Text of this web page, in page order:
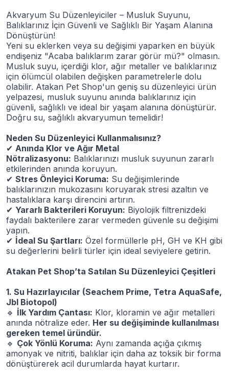
Akvaryum Su Düzenleyiciler – Musluk Suyunu,
Balıklarınız İçin Güvenli ve Sağlıklı Bir Yaşam Alanına
Dönüştürün!
Yeni su eklerken veya su değişimi yaparken en büyük
endişeniz "Acaba balıklarım zarar görür mü?" olmasın.
Musluk suyu, içerdiği klor, ağır metaller ve balıklarınız
için ölümcül olabilen değişken parametrelerle dolu
olabilir. Atakan Pet Shop'un geniş su düzenleyici ürün
yelpazesi, musluk suyunu anında balıklarınız için
güvenli, sağlıklı ve ideal bir yaşam alanına dönüştürür.
Doğru su, sağlıklı akvaryumun temelidir!
Neden Su Düzenleyici Kullanmalısınız?
✔ Anında Klor ve Ağır Metal
Nötralizasyonu: Balıklarınızı musluk suyunun zararlı
etkilerinden anında koruyun.
✔ Stres Önleyici Koruma: Su değişimlerinde
balıklarınızın mukozasını koruyarak stresi azaltın ve
hastalıklara karşı direncini artırın.
✔ Yararlı Bakterileri Koruyun: Biyolojik filtrenizdeki
faydalı bakterilere zarar vermeden güvenle su değişimi
yapın.
✔ İdeal Su Şartları: Özel formüllerle pH, GH ve KH gibi
su değerlerini belirli türler için ideal seviyelere getirin.
Atakan Pet Shop’ta Satılan Su Düzenleyici Çeşitleri
1. Su Hazırlayıcılar (Seachem Prime, Tetra AquaSafe,
Jbl Biotopol)
🔹 İlk Yardım Çantası: Klor, kloramin ve ağır metalleri
anında nötralize eder. Her su değişiminde kullanılması
gereken temel üründür.
🔹 Çok Yönlü Koruma: Aynı zamanda açığa çıkmış
amonyak ve nitriti, balıklar için daha az toksik bir forma
dönüştürerek acil durumlarda hayat kurtarır.